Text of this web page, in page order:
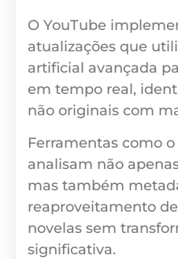
O YouTube
atualizações que
artificial avançada
em tempo real,
não originais com
Ferramentas como
analisam não
mas também
reaproveitamento
novelas sem
significativa.